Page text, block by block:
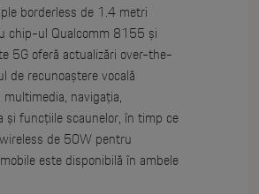
borderless de 1.4 metri
chip-ul Qualcomm 8155 și
5G oferă actualizări over-the-
de recunoaștere vocală
multimedia, navigația,
și funcțiile scaunelor, în timp ce
de 50W pentru
este disponibilă în ambele